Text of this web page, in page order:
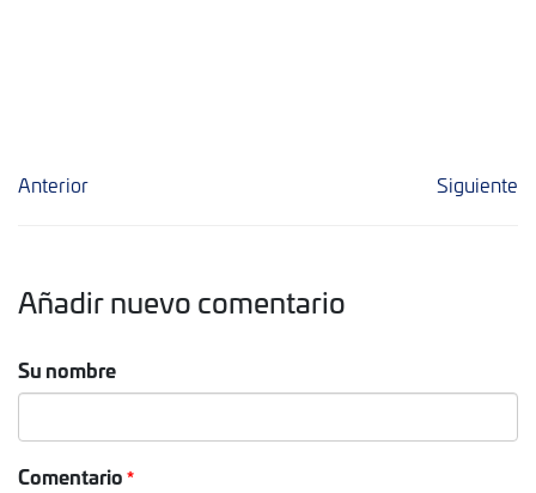
Anterior Siguiente
Añadir nuevo comentario
Su nombre
Comentario